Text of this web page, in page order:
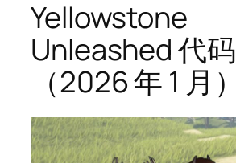
Yellowstone
Unleashed 代码
（2026 年 1 月）